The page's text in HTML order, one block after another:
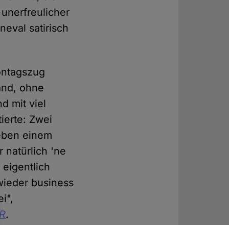
satirisch
ohne
mit viel
Zwei
einem
natürlich 'ne
business
.